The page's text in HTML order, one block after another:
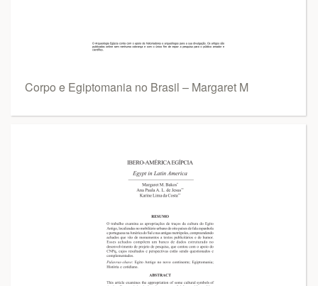
Corpo e Egiptomania no Brasil – Margaret M